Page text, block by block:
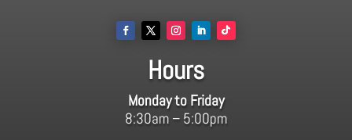
Hours
Monday to Friday
8:30am – 5:00pm